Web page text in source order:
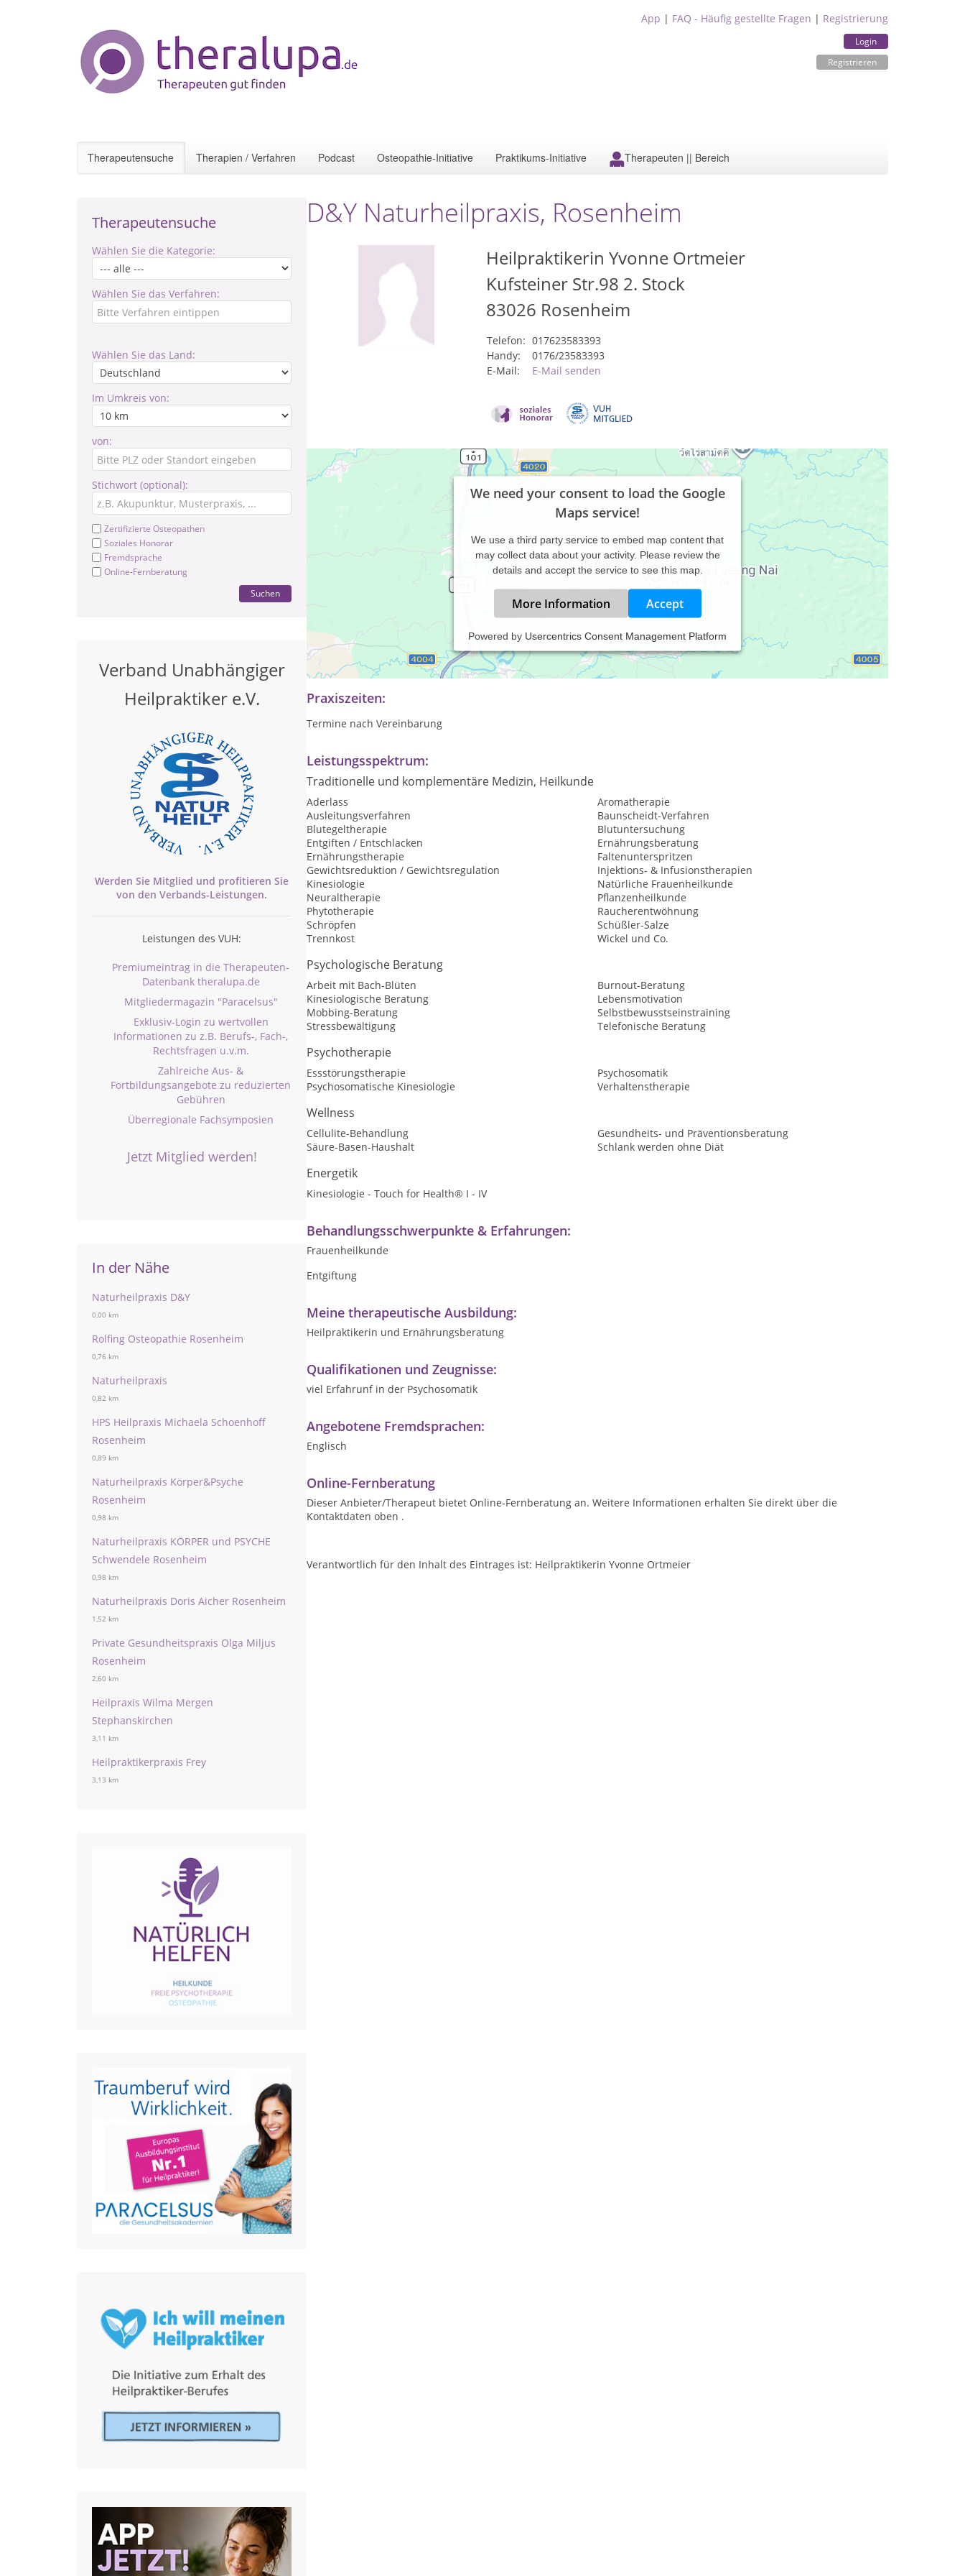
App | FAQ - Häufig gestellte Fragen | Registrierung
Login
Registrieren
Therapeutensuche Therapien / Verfahren Podcast Osteopathie-Initiative Praktikums-Initiative Therapeuten || Bereich
Therapeutensuche
Wählen Sie die Kategorie:
Wählen Sie das Verfahren:
Wählen Sie das Land:
Im Umkreis von:
von:
Stichwort (optional):
Zertifizierte Osteopathen
Soziales Honorar
Fremdsprache
Online-Fernberatung
Suchen
Verband Unabhängiger
Heilpraktiker e.V.
Werden Sie Mitglied und profitieren Sie
von den Verbands-Leistungen.
Leistungen des VUH:
Premiumeintrag in die Therapeuten-
Datenbank theralupa.de
Mitgliedermagazin "Paracelsus"
Exklusiv-Login zu wertvollen
Informationen zu z.B. Berufs-, Fach-,
Rechtsfragen u.v.m.
Zahlreiche Aus- &
Fortbildungsangebote zu reduzierten
Gebühren
Überregionale Fachsymposien
Jetzt Mitglied werden!
In der Nähe
Naturheilpraxis D&Y
0,00 km
Rolfing Osteopathie Rosenheim
0,76 km
Naturheilpraxis
0,82 km
HPS Heilpraxis Michaela Schoenhoff
Rosenheim
0,89 km
Naturheilpraxis Körper&Psyche
Rosenheim
0,98 km
Naturheilpraxis KÖRPER und PSYCHE
Schwendele Rosenheim
0,98 km
Naturheilpraxis Doris Aicher Rosenheim
1,52 km
Private Gesundheitspraxis Olga Miljus
Rosenheim
2,60 km
Heilpraxis Wilma Mergen
Stephanskirchen
3,11 km
Heilpraktikerpraxis Frey
3,13 km
D&Y Naturheilpraxis, Rosenheim
Heilpraktikerin Yvonne Ortmeier
Kufsteiner Str.98 2. Stock
83026 Rosenheim
Telefon: 017623583393
Handy:
0176/23583393
E-Mail:
E-Mail senden
We need your consent to load the Google
Maps service!
We use a third party service to embed map content that
may collect data about your activity. Please review the
details and accept the service to see this map.
More Information Accept
Powered by Usercentrics Consent Management Platform
Moderne Praxis, wo Sie als Mensch mit ihren Bedürfnissen ernst genommen werden. Sie sollen sich wohl fühlen,
innerlich und äusserlich und dabei möchte ich Sie gerne unterstützen
Praxiszeiten:
Termine nach Vereinbarung
Leistungsspektrum:
Traditionelle und komplementäre Medizin, Heilkunde
Aderlass
Aromatherapie
Ausleitungsverfahren
Baunscheidt-Verfahren
Blutegeltherapie
Blutuntersuchung
Entgiften / Entschlacken
Ernährungsberatung
Ernährungstherapie
Faltenunterspritzen
Gewichtsreduktion / Gewichtsregulation
Injektions- & Infusionstherapien
Kinesiologie
Natürliche Frauenheilkunde
Neuraltherapie
Pflanzenheilkunde
Phytotherapie
Raucherentwöhnung
Schröpfen
Schüßler-Salze
Trennkost
Wickel und Co.
Psychologische Beratung
Arbeit mit Bach-Blüten
Burnout-Beratung
Kinesiologische Beratung
Lebensmotivation
Mobbing-Beratung
Selbstbewusstseinstraining
Stressbewältigung
Telefonische Beratung
Psychotherapie
Essstörungstherapie
Psychosomatik
Psychosomatische Kinesiologie
Verhaltenstherapie
Wellness
Cellulite-Behandlung
Gesundheits- und Präventionsberatung
Säure-Basen-Haushalt
Schlank werden ohne Diät
Energetik
Kinesiologie - Touch for Health® I - IV
Behandlungsschwerpunkte & Erfahrungen:
Frauenheilkunde
Entgiftung
Meine therapeutische Ausbildung:
Heilpraktikerin und Ernährungsberatung
Qualifikationen und Zeugnisse:
viel Erfahrunf in der Psychosomatik
Angebotene Fremdsprachen:
Englisch
Online-Fernberatung
Dieser Anbieter/Therapeut bietet Online-Fernberatung an. Weitere Informationen erhalten Sie direkt über die
Kontaktdaten oben .
Verantwortlich für den Inhalt des Eintrages ist: Heilpraktikerin Yvonne Ortmeier